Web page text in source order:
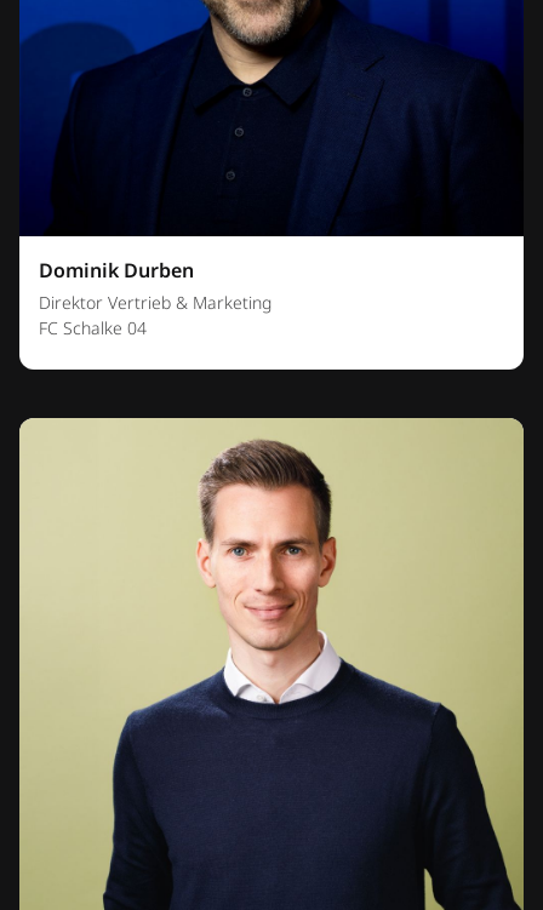
Dominik Durben
Direktor Vertrieb & Marketing
FC Schalke 04